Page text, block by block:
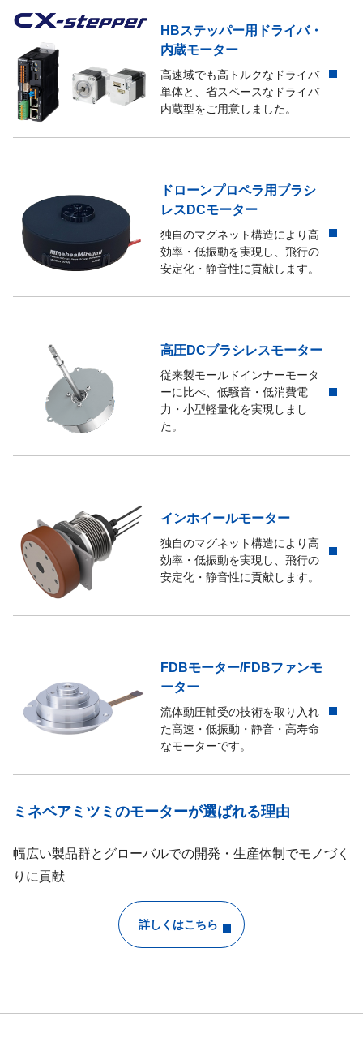
HBステッパー用ドライバ・
内蔵モーター
高速域でも高トルクなドライバ
単体と、省スペースなドライバ
内蔵型をご用意しました。
ドローンプロペラ用ブラシ
レスDCモーター
独自のマグネット構造により高
効率・低振動を実現し、飛行の
安定化・静音性に貢献します。
高圧DCブラシレスモーター
従来製モールドインナーモータ
ーに比べ、低騒音・低消費電
力・小型軽量化を実現しまし
た。
インホイールモーター
独自のマグネット構造により高
効率・低振動を実現し、飛行の
安定化・静音性に貢献します。
FDBモーター/FDBファンモ
ーター
流体動圧軸受の技術を取り入れ
た高速・低振動・静音・高寿命
なモーターです。
ミネベアミツミのモーターが選ばれる理由
幅広い製品群とグローバルでの開発・生産体制でモノづく
りに貢献
詳しくはこちら